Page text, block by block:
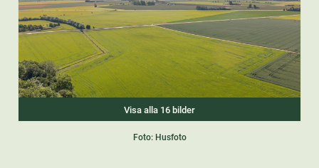
Visa alla 16 bilder
Foto: Husfoto